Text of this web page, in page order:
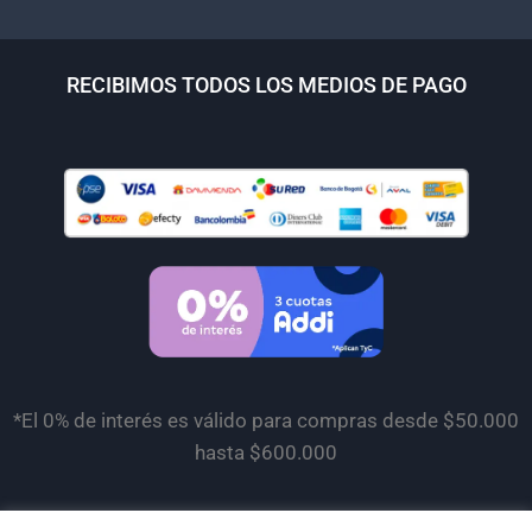
RECIBIMOS TODOS LOS MEDIOS DE PAGO
*El 0% de interés es válido para compras desde $50.000
hasta $600.000